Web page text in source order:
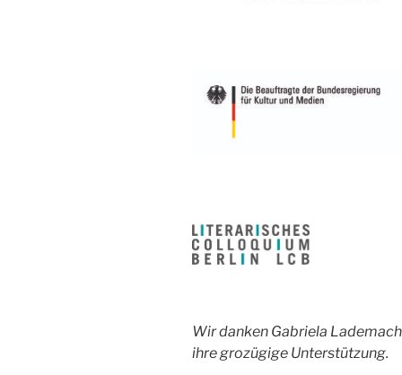
Wir danken Gabriela
ihre grozügige Unterstützung.